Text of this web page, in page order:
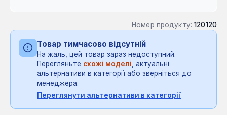
Номер продукту: 120120
Товар тимчасово відсутній
На жаль, цей товар зараз недоступний.
Перегляньте схожі моделі , актуальні
альтернативи в категорії або зверніться до
менеджера.
Переглянути альтернативи в категорії